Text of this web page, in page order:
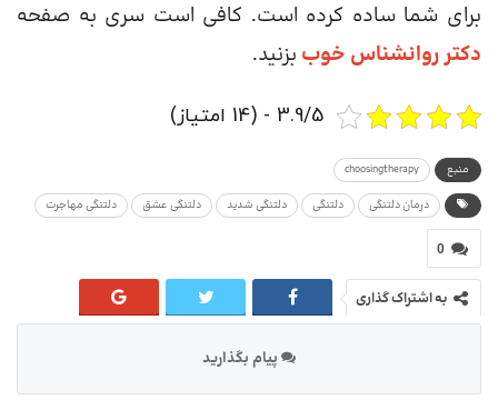
برای شما ساده کرده است. کافی است سری به صفحه
دکتر روانشناس خوب بزنید.
3.9/5 - (14 امتیاز)
منبع choosingtherapy
درمان دلتنگی دلتنگی دلتنگی شدید دلتنگی عشق دلتنگی مهاجرت
0
به اشتراک گذاری
پیام بگذارید